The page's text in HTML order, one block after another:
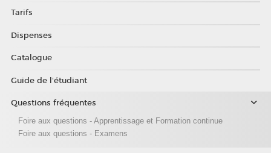
Tarifs
Dispenses
Catalogue
Guide de l'étudiant
Questions fréquentes
Foire aux questions - Apprentissage et Formation continue
Foire aux questions - Examens